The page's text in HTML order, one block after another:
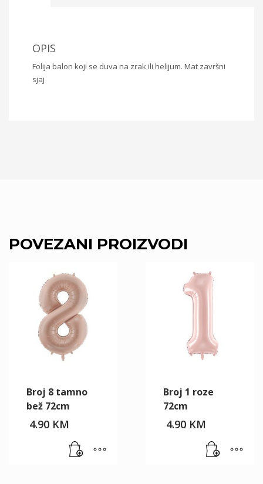
OPIS
Folija balon koji se duva na zrak ili helijum. Mat završni
sjaj
POVEZANI PROIZVODI
Broj 8 tamno
bež 72cm
4.90 KM
Broj 1 roze
72cm
4.90 KM